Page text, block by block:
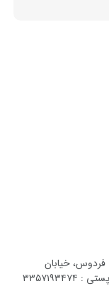
فردوس، خیابان